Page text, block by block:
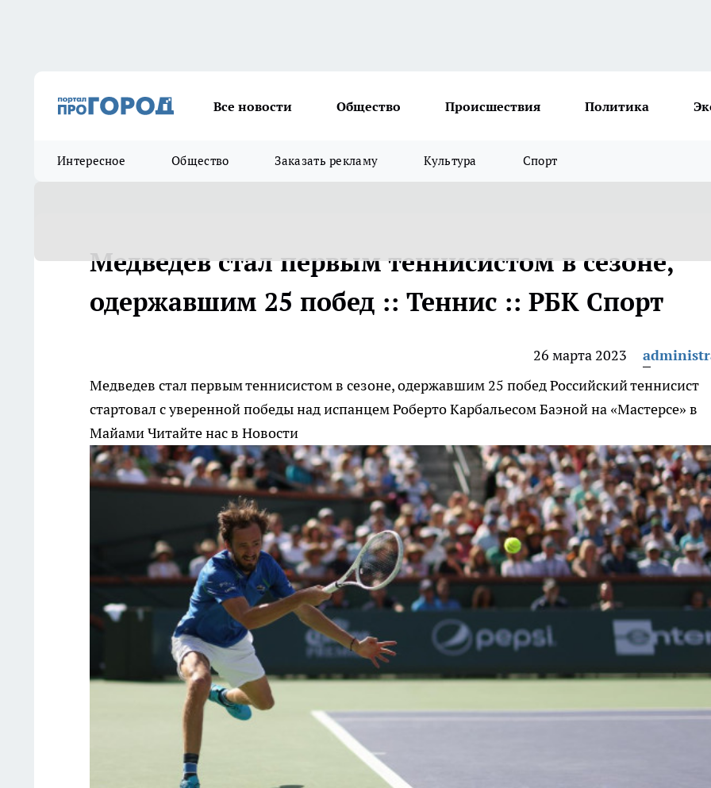
Все новости Общество Происшествия Политика
Интересное Общество Заказать рекламу Культура Спорт
Медведев стал первым теннисистом в сезоне,
одержавшим 25 побед :: Теннис :: РБК Спорт
26 марта 2023
Медведев стал первым теннисистом в сезоне, одержавшим 25 победРоссийский теннисист
стартовал с уверенной победы над испанцем Роберто Карбальесом Баэной на «Мастерсе» в
МайамиЧитайте нас в Новости